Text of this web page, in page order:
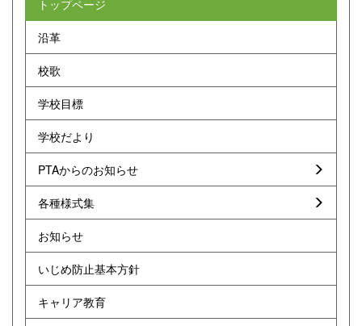
トップページ
沿革
校歌
学校目標
学校だより
PTAからのお知らせ
各種様式集
お知らせ
いじめ防止基本方針
キャリア教育